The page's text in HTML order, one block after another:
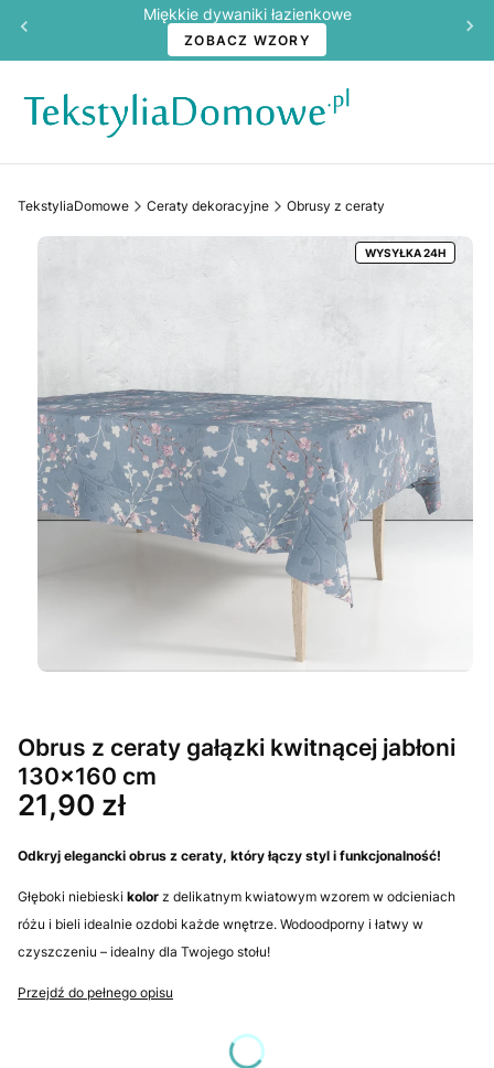
Miękkie dywaniki łazienkowe
ZOBACZ WZORY
TekstyliaDomowe Ceraty dekoracyjne Obrusy z ceraty
WYSYŁKA 24H
Obrus z ceraty gałązki kwitnącej jabłoni
130x160 cm
Cena
21,90 zł
Odkryj elegancki obrus z ceraty, który łączy styl i funkcjonalność!
Głęboki niebieski kolor z delikatnym kwiatowym wzorem w odcieniach
różu i bieli idealnie ozdobi każde wnętrze. Wodoodporny i łatwy w
czyszczeniu – idealny dla Twojego stołu!
Przejdź do pełnego opisu